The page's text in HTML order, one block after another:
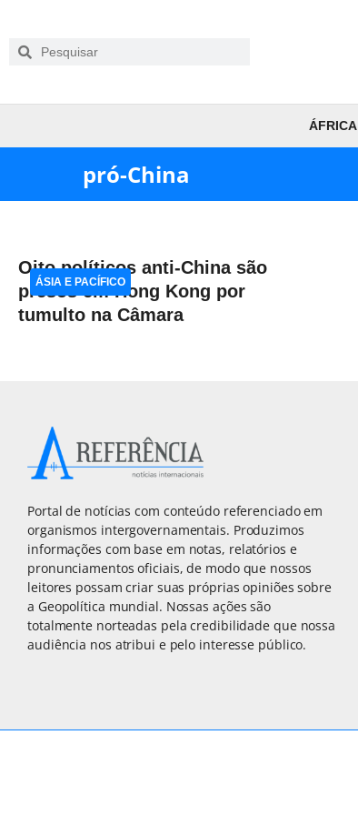
ÁFRICA
pró-China
Oito políticos anti-China são
presos em Hong Kong por
tumulto na Câmara
ÁSIA E PACÍFICO
Portal de notícias com conteúdo referenciado em
organismos intergovernamentais. Produzimos
informações com base em notas, relatórios e
pronunciamentos oficiais, de modo que nossos
leitores possam criar suas próprias opiniões sobre
a Geopolítica mundial. Nossas ações são
totalmente norteadas pela credibilidade que nossa
audiência nos atribui e pelo interesse público.